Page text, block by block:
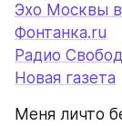
Эхо Москвы
Фонтанка.ru
Радио
Новая газета
Меня личто